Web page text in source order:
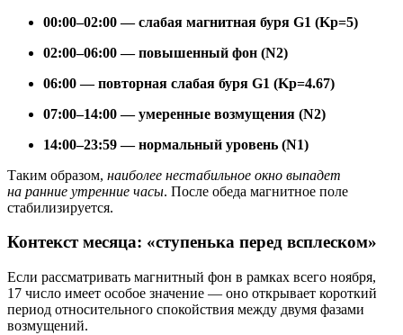
00:00–02:00 — слабая магнитная буря G1 (Kp=5)
02:00–06:00 — повышенный фон (N2)
06:00 — повторная слабая буря G1 (Kp=4.67)
07:00–14:00 — умеренные возмущения (N2)
14:00–23:59 — нормальный уровень (N1)
Таким образом, наиболее нестабильное окно выпадет
на ранние утренние часы. После обеда магнитное поле
стабилизируется.
Контекст месяца: «ступенька перед всплеском»
Если рассматривать магнитный фон в рамках всего ноября,
17 число имеет особое значение — оно открывает короткий
период относительного спокойствия между двумя фазами
возмущений.